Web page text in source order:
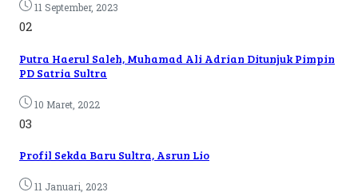
11 September, 2023
02
Putra Haerul Saleh, Muhamad Ali Adrian Ditunjuk Pimpin
PD Satria Sultra
10 Maret, 2022
03
Profil Sekda Baru Sultra, Asrun Lio
11 Januari, 2023